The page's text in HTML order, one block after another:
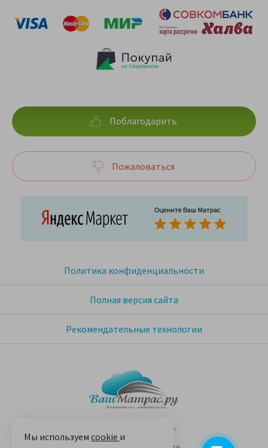
© 2005-2026 «Ваш матрас»
Политика конфиденциальности
Полная версия сайта
Рекомендательные технологии
Поблагодарить
Пожаловаться
Мы используем cookie и